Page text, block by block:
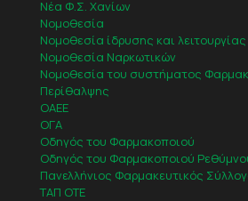
Νέα Φ.Σ. Χανίων
Νομοθεσία
Νομοθεσία ίδρυσης και
Νομοθεσία Ναρκωτικών
Νομοθεσία του συστήματος
Περίθαλψης
ΟΑΕΕ
ΟΓΑ
Οδηγός του Φαρμακοποιού
Οδηγός του Φαρμακοποιού
Πανελλήνιος Φαρμακευτικός
ΤΑΠ ΟΤΕ